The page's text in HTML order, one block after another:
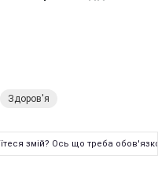
Здоров'я
змій? Ось що треба